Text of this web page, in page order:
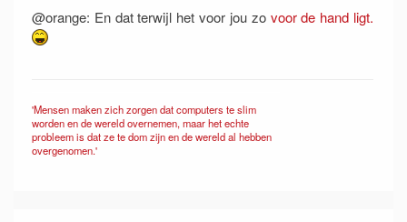
@orange: En dat terwijl het voor jou zo voor de hand ligt.
'Mensen maken zich zorgen dat computers te slim
worden en de wereld overnemen, maar het echte
probleem is dat ze te dom zijn en de wereld al hebben
overgenomen.'